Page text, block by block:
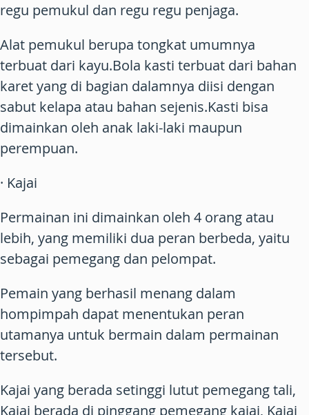
regu pemukul dan regu regu penjaga.
Alat pemukul berupa tongkat umumnya
terbuat dari kayu.Bola kasti terbuat dari bahan
karet yang di bagian dalamnya diisi dengan
sabut kelapa atau bahan sejenis.Kasti bisa
dimainkan oleh anak laki-laki maupun
perempuan.
· Kajai
Permainan ini dimainkan oleh 4 orang atau
lebih, yang memiliki dua peran berbeda, yaitu
sebagai pemegang dan pelompat.
Pemain yang berhasil menang dalam
hompimpah dapat menentukan peran
utamanya untuk bermain dalam permainan
tersebut.
Kajai yang berada setinggi lutut pemegang tali,
Kajai berada di pinggang pemegang kajai, Kajai